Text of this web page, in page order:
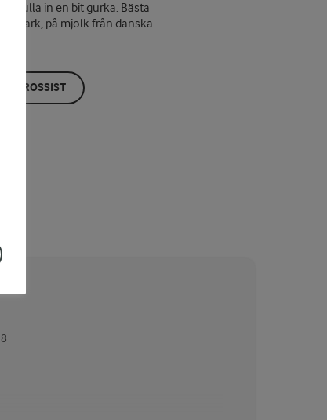
rulla in en bit gurka. Bästa
på mjölk från danska
GROSSIST